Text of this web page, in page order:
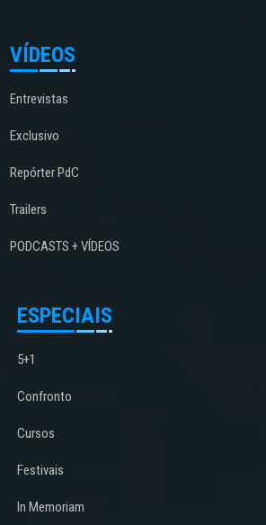
VÍDEOS
Entrevistas
Exclusivo
Repórter PdC
Trailers
PODCASTS + VÍDEOS
ESPECIAIS
5+1
Confronto
Cursos
Festivais
In Memoriam